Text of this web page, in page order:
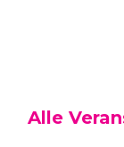
Alle